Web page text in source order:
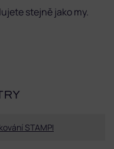
stejně jako my.
STAMPI